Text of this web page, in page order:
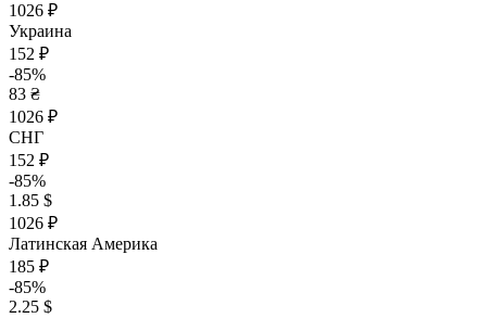
1026 ₽
Украина
152 ₽
-85%
83 ₴
1026 ₽
СНГ
152 ₽
-85%
1.85 $
1026 ₽
Латинская Америка
185 ₽
-85%
2.25 $